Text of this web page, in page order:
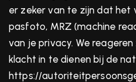
er zeker van te zijn dat het
pasfoto, MRZ (machine
van je privacy. We
klacht in te dienen bij de
https://